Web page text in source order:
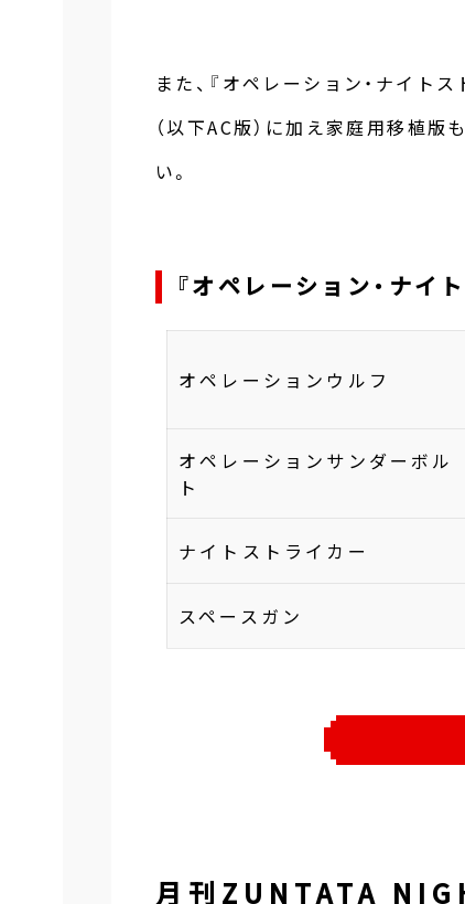
また、『オペレーション・ナイト
（以下AC版）に加え家庭用移植
い。
『オペレーション・ナイ
オペレーションウルフ
オペレーションサンダーボル
ト
ナイトストライカー
スペースガン
月刊ZUNTATA